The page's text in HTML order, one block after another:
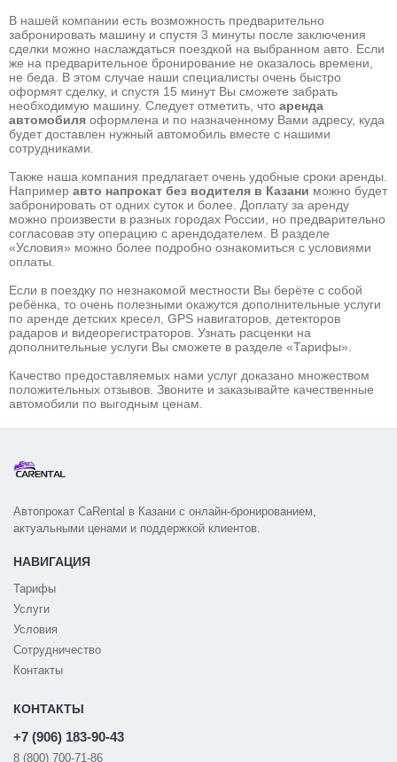
В нашей компании есть возможность предварительно
забронировать машину и спустя 3 минуты после заключения
сделки можно наслаждаться поездкой на выбранном авто. Если
же на предварительное бронирование не оказалось времени,
не беда. В этом случае наши специалисты очень быстро
оформят сделку, и спустя 15 минут Вы сможете забрать
необходимую машину. Следует отметить, что аренда
автомобиля оформлена и по назначенному Вами адресу, куда
будет доставлен нужный автомобиль вместе с нашими
сотрудниками.
Также наша компания предлагает очень удобные сроки аренды.
Например авто напрокат без водителя в Казани можно будет
забронировать от одних суток и более. Доплату за аренду
можно произвести в разных городах России, но предварительно
согласовав эту операцию с арендодателем. В разделе
«Условия» можно более подробно ознакомиться с условиями
оплаты.
Если в поездку по незнакомой местности Вы берёте с собой
ребёнка, то очень полезными окажутся дополнительные услуги
по аренде детских кресел, GPS навигаторов, детекторов
радаров и видеорегистраторов. Узнать расценки на
дополнительные услуги Вы сможете в разделе «Тарифы».
Качество предоставляемых нами услуг доказано множеством
положительных отзывов. Звоните и заказывайте качественные
автомобили по выгодным ценам.
Автопрокат CaRental в Казани с онлайн-бронированием,
актуальными ценами и поддержкой клиентов.
НАВИГАЦИЯ
Тарифы
Услуги
Условия
Сотрудничество
Контакты
КОНТАКТЫ
+7 (906) 183-90-43
8 (800) 700-71-86